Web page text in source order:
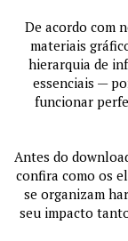
De acordo com
materiais
hierarquia de
essenciais —
funcionar
Antes do
confira como os
se organizam
seu impacto